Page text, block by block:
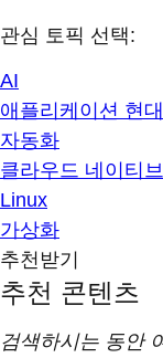
관심 토픽 선택:
AI
애플리케이션 현
자동화
클라우드 네이티
Linux
가상화
추천받기
추천 콘텐츠
검색하시는 동안